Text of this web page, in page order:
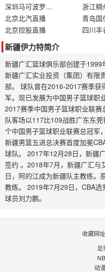
深圳马可波罗直播
北京北汽直播
青岛国
北京控股直播
四川丰
新疆伊力特简介
新疆广汇篮球俱乐部创建于
新疆广汇实业投资（集团）有限
部。 球队曾在2016-2017赛季获
军。现已发展为中国男子篮球职
2017赛季中国男子篮球职业联
队客场以117比109战胜广东东
个中国男子篮球职业联赛总冠军
新疆男篮五进总决赛首度加冕
球队。 2017年12月28日，新疆
签约 。2018年7月，新疆广汇与
日，阿的江成为新疆队主教练。
教练。 2019年7月29日，CBA
球员刘力鹏。
收藏网
足
动